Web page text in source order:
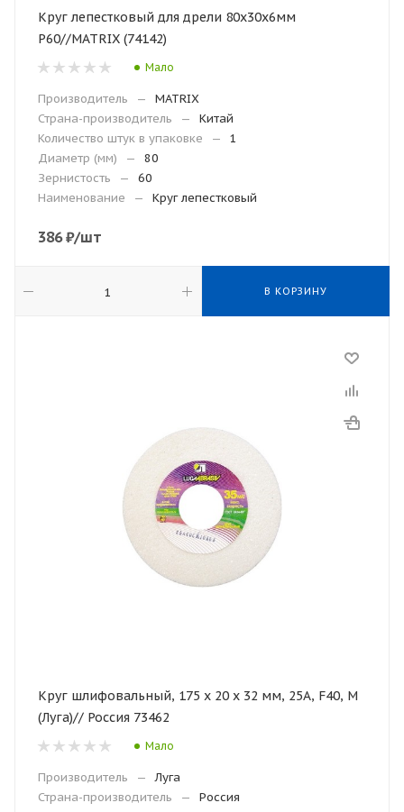
Круг лепестковый для дрели 80х30х6мм
Р60//MATRIX (74142)
Мало
Производитель —
MATRIX
Страна-производитель
—
Китай
Количество штук в упаковке
—
1
Диаметр (мм)
—
80
Зернистость
—
60
Наименование
— Круг лепестковый
386₽/шт
В КОРЗИНУ
Круг шлифовальный, 175 х 20 х 32 мм, 25А, F40, М
(Луга)// Россия 73462
Мало
Производитель —
Луга
Страна-производитель
—
Россия